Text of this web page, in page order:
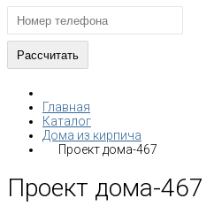
Главная
Каталог
Дома из кирпича
Проект дома-467
Проект дома-467